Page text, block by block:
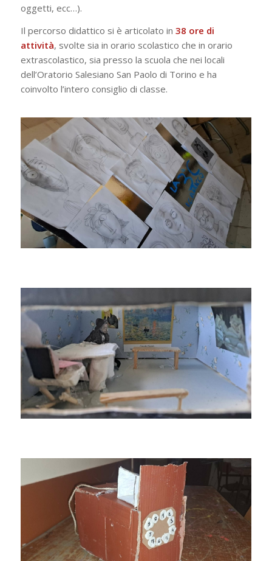
oggetti, ecc…).
Il percorso didattico si è articolato in 38 ore di
attività, svolte sia in orario scolastico che in orario
extrascolastico, sia presso la scuola che nei locali
dell’Oratorio Salesiano San Paolo di Torino e ha
coinvolto l’intero consiglio di classe.